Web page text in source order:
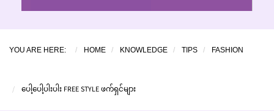
YOU ARE HERE: HOME KNOWLEDGE TIPS FASHION
ပေါ့ပေါ့ပါးပါး FREE STYLE ဖက်ရှင်များ